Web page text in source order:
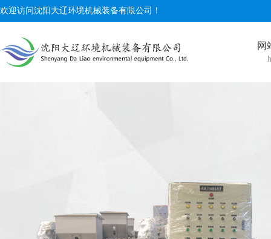
欢迎访问沈阳大辽环境机械装备有限公司！
网